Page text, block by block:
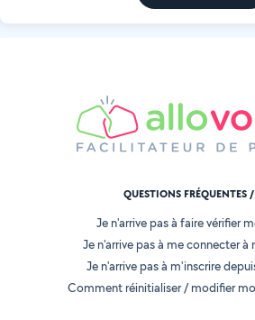
QUESTIONS FRÉQUENTES
Je n'arrive pas à faire vérifier
Je n'arrive pas à me connecter
Je n'arrive pas à m'inscrire
Comment réinitialiser / modifier